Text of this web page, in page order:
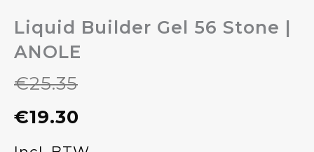
Liquid Builder Gel 56 Stone |
ANOLE
€25.35
Oorspronkelijke
prijs
€19.30
Huidige
prijs